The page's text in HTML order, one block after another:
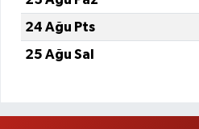
24 Ağu Pts
25 Ağu Sal